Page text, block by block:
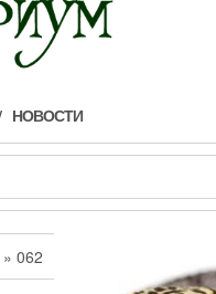
НОВОСТИ
» 062